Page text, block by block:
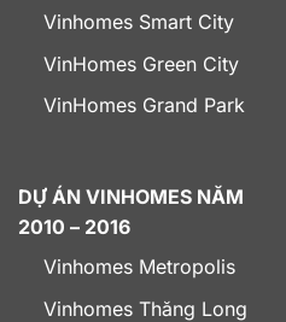
Vinhomes Smart City
VinHomes Green City
VinHomes Grand Park
DỰ ÁN VINHOMES NĂM
2010 – 2016
Vinhomes Metropolis
Vinhomes Thăng Long